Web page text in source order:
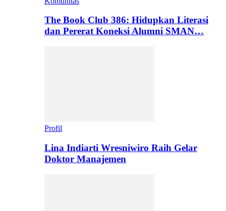
The Book Club 386: Hidupkan Literasi
dan Pererat Koneksi Alumni SMAN…
Profil
Lina Indiarti Wresniwiro Raih Gelar
Doktor Manajemen